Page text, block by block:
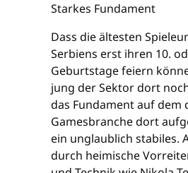
Starkes Fundament
Dass die ältesten
Serbiens erst ihren 10.
Geburtstage feiern
jung der Sektor dort
das Fundament auf dem
Gamesbranche dort
ein unglaublich stabiles.
durch heimische